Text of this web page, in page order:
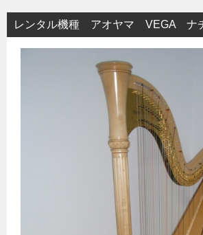
レンタル機種 アオヤマ VEGA ナ